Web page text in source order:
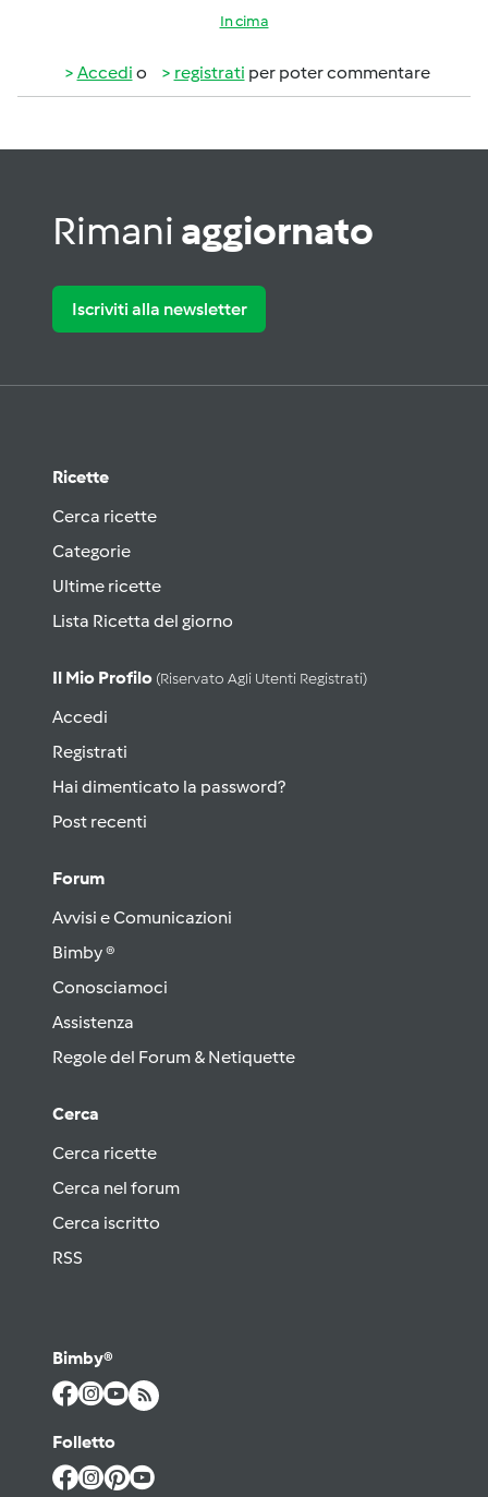
In cima
Accedi o registrati per poter commentare
Rimani aggiornato
Iscriviti alla newsletter
Ricette
Cerca ricette
Categorie
Ultime ricette
Lista Ricetta del giorno
Il Mio Profilo (riservato Agli Utenti Registrati)
Accedi
Registrati
Hai dimenticato la password?
Post recenti
Forum
Avvisi e Comunicazioni
Bimby ®
Conosciamoci
Assistenza
Regole del Forum & Netiquette
Cerca
Cerca ricette
Cerca nel forum
Cerca iscritto
RSS
Bimby®
Folletto